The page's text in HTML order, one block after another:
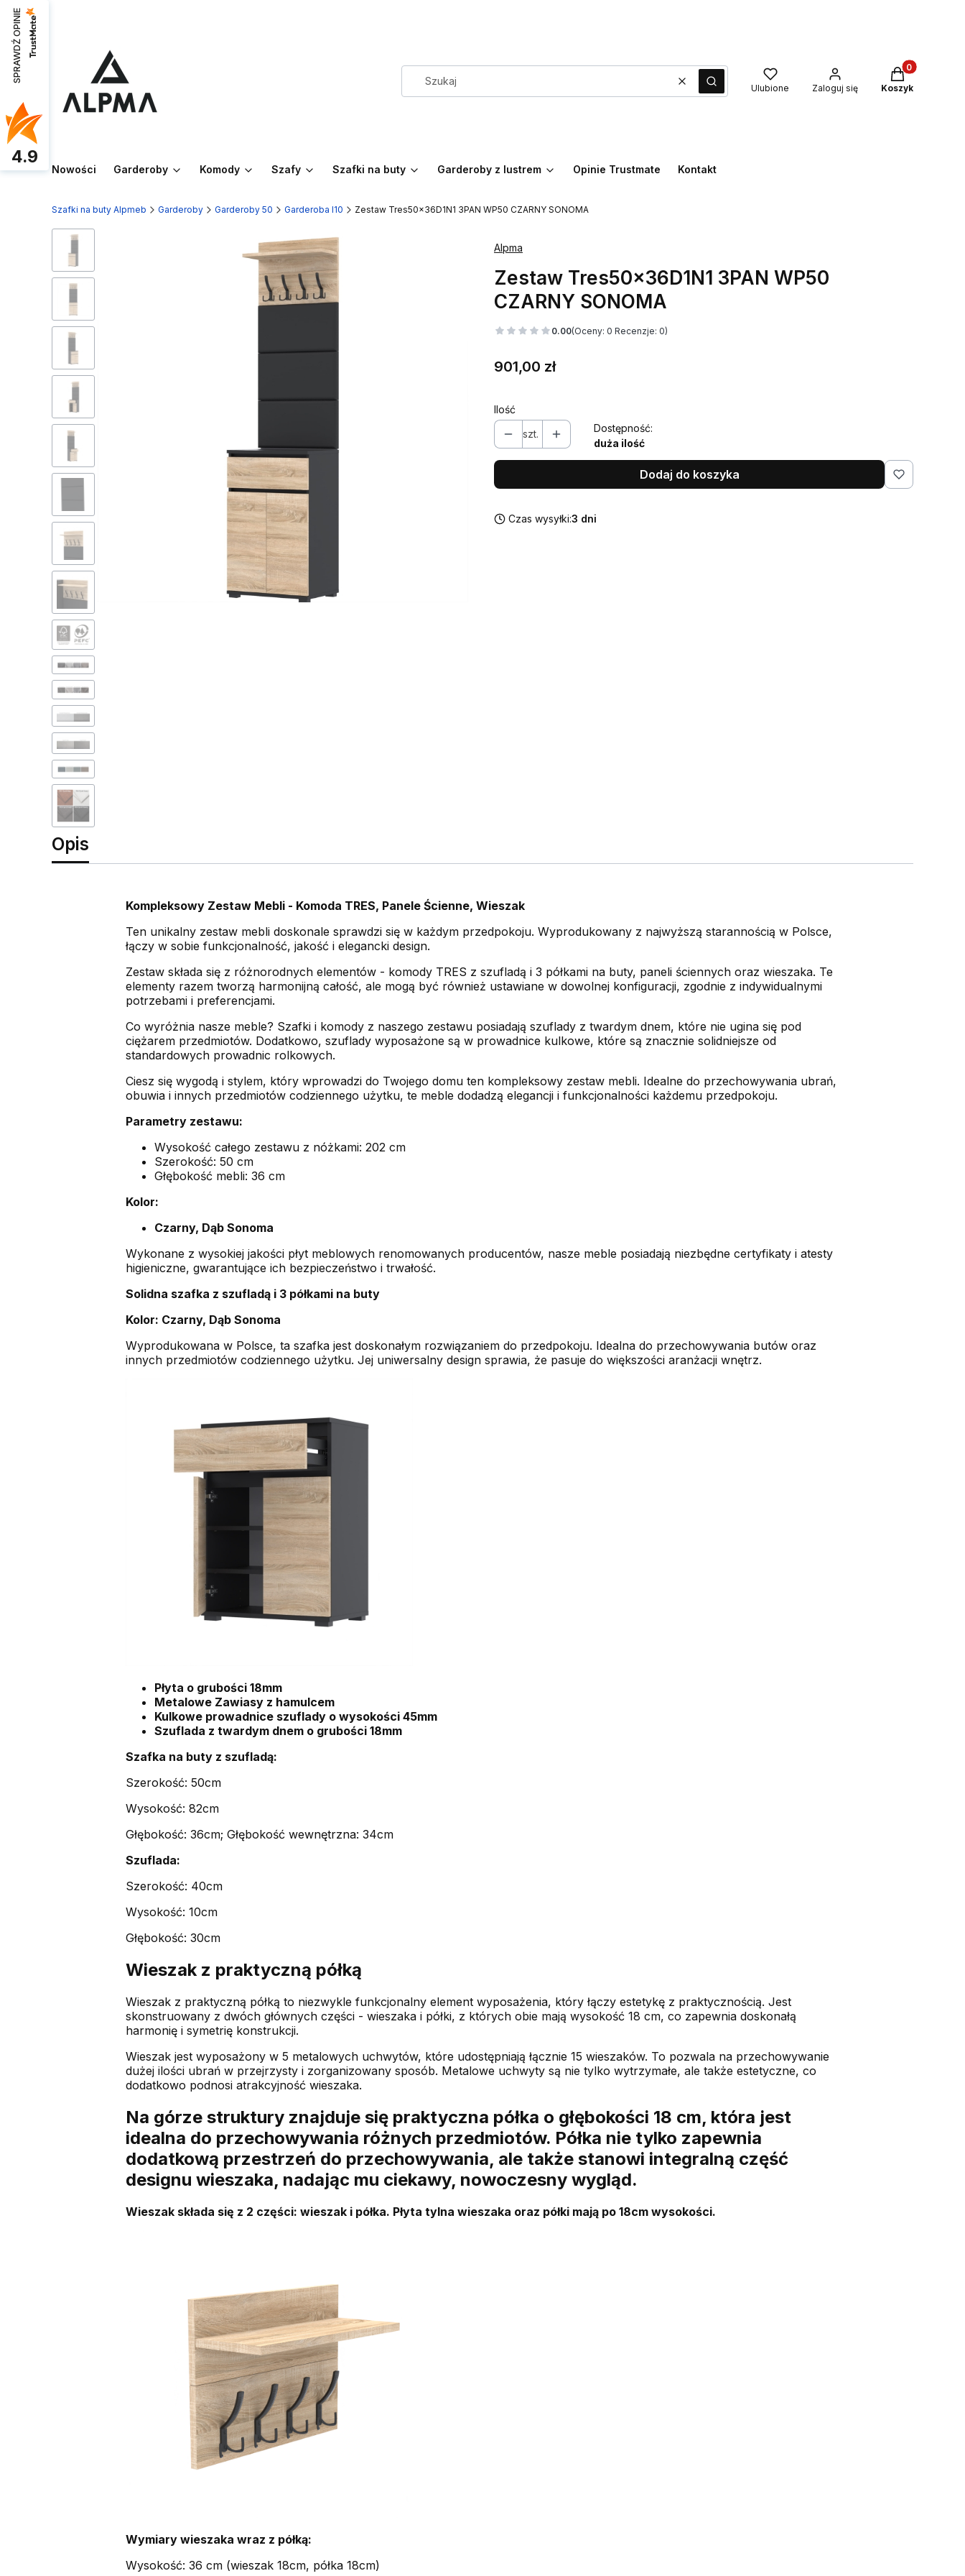
WyczyśćSzukaj Ulubione Zaloguj się
Produkty w
Koszyk
Nowości Garderoby Komody Szafy Szafki na buty Garderoby z lustrem Opinie Trustmate Kontakt
Szafki na buty Alpmeb Garderoby Garderoby 50 Garderoba I10 Zestaw Tres50x36D1N1 3PAN WP50 CZARNY SONOMA
Alpma
Zestaw Tres50x36D1N1 3PAN WP50
CZARNY SONOMA
0.00(Oceny: 0 Recenzje: 0)
Cena
901,00 zł
Ilość
szt.
Dostępność:
duża ilość
Dodaj do koszyka
Czas wysyłki:3 dni
Opis
Kompleksowy Zestaw Mebli - Komoda TRES, Panele Ścienne, Wieszak
Ten unikalny zestaw mebli doskonale sprawdzi się w każdym przedpokoju. Wyprodukowany z najwyższą starannością w Polsce,
łączy w sobie funkcjonalność, jakość i elegancki design.
Zestaw składa się z różnorodnych elementów - komody TRES z szufladą i 3 półkami na buty, paneli ściennych oraz wieszaka. Te
elementy razem tworzą harmonijną całość, ale mogą być również ustawiane w dowolnej konfiguracji, zgodnie z indywidualnymi
potrzebami i preferencjami.
Co wyróżnia nasze meble? Szafki i komody z naszego zestawu posiadają szuflady z twardym dnem, które nie ugina się pod
ciężarem przedmiotów. Dodatkowo, szuflady wyposażone są w prowadnice kulkowe, które są znacznie solidniejsze od
standardowych prowadnic rolkowych.
Ciesz się wygodą i stylem, który wprowadzi do Twojego domu ten kompleksowy zestaw mebli. Idealne do przechowywania ubrań,
obuwia i innych przedmiotów codziennego użytku, te meble dodadzą elegancji i funkcjonalności każdemu przedpokoju.
Parametry zestawu:
Wysokość całego zestawu z nóżkami: 202 cm
Szerokość: 50 cm
Głębokość mebli: 36 cm
Kolor:
Czarny, Dąb Sonoma
Wykonane z wysokiej jakości płyt meblowych renomowanych producentów, nasze meble posiadają niezbędne certyfikaty i atesty
higieniczne, gwarantujące ich bezpieczeństwo i trwałość.
Solidna szafka z szufladą i 3 półkami na buty
Kolor: Czarny, Dąb Sonoma
Wyprodukowana w Polsce, ta szafka jest doskonałym rozwiązaniem do przedpokoju. Idealna do przechowywania butów oraz
innych przedmiotów codziennego użytku. Jej uniwersalny design sprawia, że pasuje do większości aranżacji wnętrz.
Płyta o grubości 18mm
Metalowe Zawiasy z hamulcem
Kulkowe prowadnice szuflady o wysokości 45mm
Szuflada z twardym dnem o grubości 18mm
Szafka na buty z szufladą:
Szerokość: 50cm
Wysokość: 82cm
Głębokość: 36cm; Głębokość wewnętrzna: 34cm
Szuflada:
Szerokość: 40cm
Wysokość: 10cm
Głębokość: 30cm
Wieszak z praktyczną półką
Wieszak z praktyczną półką to niezwykle funkcjonalny element wyposażenia, który łączy estetykę z praktycznością. Jest
skonstruowany z dwóch głównych części - wieszaka i półki, z których obie mają wysokość 18 cm, co zapewnia doskonałą
harmonię i symetrię konstrukcji.
Wieszak jest wyposażony w 5 metalowych uchwytów, które udostępniają łącznie 15 wieszaków. To pozwala na przechowywanie
dużej ilości ubrań w przejrzysty i zorganizowany sposób. Metalowe uchwyty są nie tylko wytrzymałe, ale także estetyczne, co
dodatkowo podnosi atrakcyjność wieszaka.
Na górze struktury znajduje się praktyczna półka o głębokości 18 cm, która jest
idealna do przechowywania różnych przedmiotów. Półka nie tylko zapewnia
dodatkową przestrzeń do przechowywania, ale także stanowi integralną część
designu wieszaka, nadając mu ciekawy, nowoczesny wygląd.
Wieszak składa się z 2 części: wieszak i półka. Płyta tylna wieszaka oraz półki mają po 18cm wysokości.
Wymiary wieszaka wraz z półką:
Wysokość: 36 cm (wieszak 18cm, półka 18cm)
SPRAWDŹ OPINIE
4.9